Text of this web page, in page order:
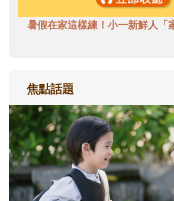
暑假在家這樣練！小一新鮮人「
焦點話題
和孩子一起長大的那個男人
不同模樣
沒有人天生就擅長當爸爸！男
次「前所未有」的體驗中，跟